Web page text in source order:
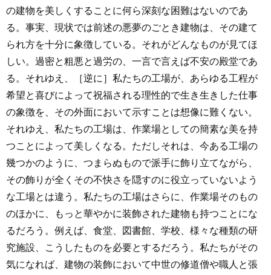
の建物を美しくすることに何ら深刻な困難はないのであ
る。事実、現状では前述の悪夢のごとき建物は、その建て
られ方を十分に象徴している。それがどんなものが見てほ
しい。過密と粗悪と過労の、一言で言えば不安の殿堂であ
る。それゆえ、［逆に］私たちの工場が、あらゆる工程が
希望と喜びによって祝福される理性的で生き生きした仕事
の象徴を、その外面において示すことは想像に難くない。
それゆえ、私たちの工場は、作業場としての簡素な美を持
つことによって美しくなる。ただしそれは、今ある工場の
幾つかのように、つまらぬもので派手に飾り立てながら、
その飾りが全くその不快さを隠すのに役立っていないよう
な工場とは違う。私たちの工場はさらに、作業場そのもの
のほかに、もっと華やかに装飾された建物も持つことにな
るだろう。例えば、食堂、図書館、学校、様々な種類の研
究施設、こうしたものを必要とするだろう。私たちがその
気になれば、建物の装飾において中世の修道僧や職人と張